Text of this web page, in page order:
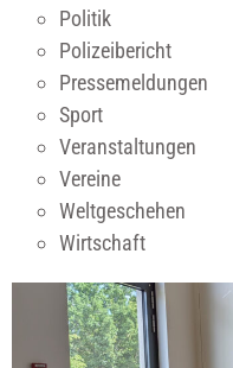
Politik
Polizeibericht
Pressemeldungen
Sport
Veranstaltungen
Vereine
Weltgeschehen
Wirtschaft